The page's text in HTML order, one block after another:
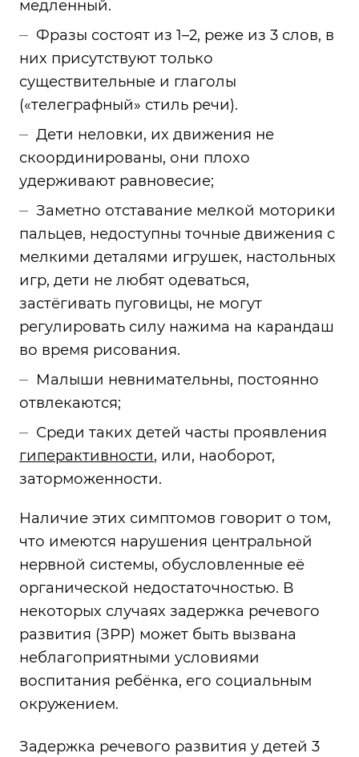
медленный.
Фразы состоят из 1–2, реже из 3 слов, в
них присутствуют только
существительные и глаголы
(«телеграфный» стиль речи).
Дети неловки, их движения не
скоординированы, они плохо
удерживают равновесие;
Заметно отставание мелкой моторики
пальцев, недоступны точные движения с
мелкими деталями игрушек, настольных
игр, дети не любят одеваться,
застёгивать пуговицы, не могут
регулировать силу нажима на карандаш
во время рисования.
Малыши невнимательны, постоянно
отвлекаются;
Среди таких детей часты проявления
гиперактивности, или, наоборот,
заторможенности.
Наличие этих симптомов говорит о том,
что имеются нарушения центральной
нервной системы, обусловленные её
органической недостаточностью. В
некоторых случаях задержка речевого
развития (ЗРР) может быть вызвана
неблагоприятными условиями
воспитания ребёнка, его социальным
окружением.
Задержка речевого развития у детей 3